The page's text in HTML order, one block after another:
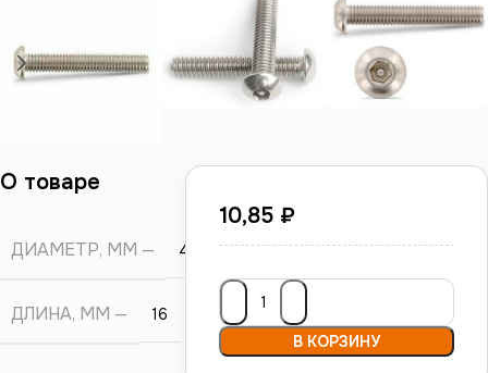
10,85 ₽
В КОРЗИНУ
О товаре
ДИАМЕТР, ММ 4
ДЛИНА, ММ 16